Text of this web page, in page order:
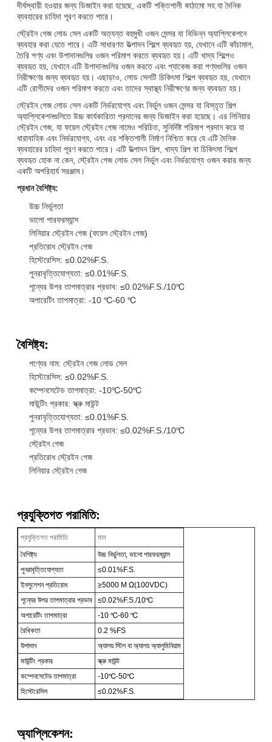
দীর্ঘস্থায়ী হওয়ার জন্য ডিজাইন করা হয়েছে, একটি শক্তিশালী কাঠামো সহ যা দৈনিক
ব্যবহারের চাহিদা পূরণ করতে পারে।
স্ট্রেইন গেজ লোড সেল একটি অত্যন্ত বহুমুখী ওজন সেন্সর যা বিভিন্ন অ্যাপ্লিকেশনে
ব্যবহার করা যেতে পারে। এটি সাধারণত উত্পাদন শিল্পে ব্যবহৃত হয়, যেখানে এটি কাঁচামাল,
তৈরি পণ্য এবং উপাদানগুলির ওজন পরিমাপ করতে ব্যবহৃত হয়। এটি খাদ্য শিল্পেও
ব্যবহৃত হয়, যেখানে এটি উপাদানগুলির ওজন করতে এবং প্যাকেজ করা পণ্যগুলির ওজন
নিরীক্ষণের জন্য ব্যবহৃত হয়। এছাড়াও, লোড সেলটি চিকিৎসা শিল্পে ব্যবহৃত হয়, যেখানে
এটি রোগীদের ওজন পরিমাপ করতে এবং তাদের স্বাস্থ্য নিরীক্ষণের জন্য ব্যবহৃত হয়।
স্ট্রেইন গেজ লোড সেল একটি নির্ভরযোগ্য এবং নির্ভুল ওজন সেন্সর যা বিস্তৃত শিল্প
অ্যাপ্লিকেশনগুলিতে উচ্চ কার্যকারিতা প্রদানের জন্য ডিজাইন করা হয়েছে। এর লিনিয়ার
স্ট্রেইন গেজ, যা ফয়েল স্ট্রেইন গেজ নামেও পরিচিত, সুনির্দিষ্ট পরিমাপ প্রদান করে যা
ধারাবাহিক এবং নির্ভরযোগ্য, এবং এর শক্তিশালী নির্মাণ নিশ্চিত করে যে এটি দৈনিক
ব্যবহারের চাহিদা পূরণ করতে পারে। এটি উত্পাদন শিল্প, খাদ্য শিল্প বা চিকিৎসা শিল্পে
ব্যবহৃত হোক না কেন, স্ট্রেইন গেজ লোড সেল নির্ভুল এবং নির্ভরযোগ্য ওজন করার জন্য
একটি অপরিহার্য সরঞ্জাম।
প্রধান বৈশিষ্ট্য:
উচ্চ নির্ভুলতা
ভালো পারফরম্যান্স
লিনিয়ার স্ট্রেইন গেজ (ফয়েল স্ট্রেইন গেজ)
প্রতিরোধ স্ট্রেইন গেজ
হিস্টেরেসিস: ≤0.02%F.S.
পুনরাবৃত্তিযোগ্যতা: ≤0.01%F.S.
শূন্যের উপর তাপমাত্রার প্রভাব: ≤0.02%F.S./10℃
অপারেটিং তাপমাত্রা: -10 ℃-60 ℃
বৈশিষ্ট্য:
পণ্যের নাম: স্ট্রেইন গেজ লোড সেল
হিস্টেরেসিস: ≤0.02%F.S.
কম্পেনসেটেড তাপমাত্রা: -10℃-50℃
মাউন্টিং প্রকার: স্ক্রু মাউন্ট
পুনরাবৃত্তিযোগ্যতা: ≤0.01%F.S.
শূন্যের উপর তাপমাত্রার প্রভাব: ≤0.02%F.S./10℃
স্ট্রেইন গেজ
প্রতিরোধ স্ট্রেইন গেজ
লিনিয়ার স্ট্রেইন গেজ
প্রযুক্তিগত পরামিতি:
প্রযুক্তিগত পরামিতি
মান
বৈশিষ্ট্য
উচ্চ নির্ভুলতা, ভালো পারফরম্যান্স
পুনরাবৃত্তিযোগ্যতা
≤0.01%F.S.
ইনসুলেশন প্রতিরোধ
≥5000 M Ω(100VDC)
শূন্যের উপর তাপমাত্রার প্রভাব
≤0.02%F.S./10℃
অপারেটিং তাপমাত্রা
-10 ℃-60 ℃
রৈখিকতা
0.2 %FS
উপাদান
অ্যালয় স্টিল বা অ্যালয় অ্যালুমিনিয়াম
মাউন্টিং প্রকার
স্ক্রু মাউন্ট
কম্পেনসেটেড তাপমাত্রা
-10℃-50℃
হিস্টেরেসিস
≤0.02%F.S.
অ্যাপ্লিকেশন: